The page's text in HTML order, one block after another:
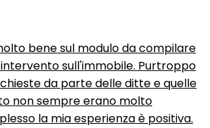
bene sul modulo da compilare
sull'immobile. Purtroppo
da parte delle ditte e quelle
non sempre erano molto
la mia esperienza è positiva.